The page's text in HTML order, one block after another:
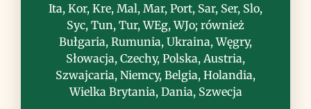
Uwagi
Ita, Kor, Kre, Mal, Mar, Port, Sar, Ser, Slo,
Syc, Tun, Tur, WEg, WJo; również
Bułgaria, Rumunia, Ukraina, Węgry,
Słowacja, Czechy, Polska, Austria,
Szwajcaria, Niemcy, Belgia, Holandia,
Wielka Brytania, Dania, Szwecja